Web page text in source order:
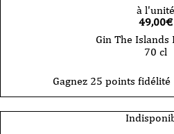
à l'unité
49,00€
Gin The Islands
70 cl
Gagnez 25 points fidélité